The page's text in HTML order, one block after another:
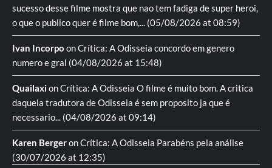
sucesso desse filme mostra que nao tem fadiga de super heroi,
o que o publico quer é filme bom,... (05/08/2026 at 08:59)
Ivan Incorpo onCrítica: A Odisseia concordo em genero
numero e gral (04/08/2026 at 15:48)
QuailaxionCrítica: A Odisseia O filme é muito bom. A critica
daquela tradutora de Odisseia é sem proposito ja que é
necessario... (04/08/2026 at 09:14)
Karen BergeronCrítica: A Odisseia Parabéns pela análise
(30/07/2026 at 12:35)